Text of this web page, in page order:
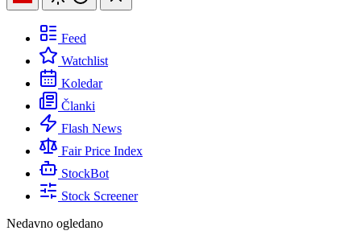
Feed
Watchlist
Koledar
Članki
Flash News
Fair Price Index
StockBot
Stock Screener
Nedavno ogledano